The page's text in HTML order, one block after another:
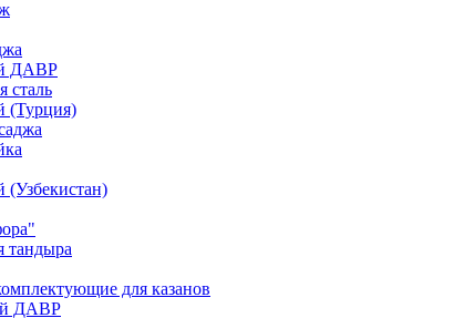
ДАВР
сталь
(Турция)
тандыра
для казанов
ДАВР